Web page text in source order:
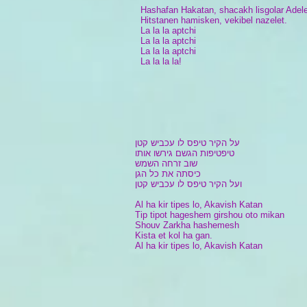
Hashafan Hakatan, shacakh lisgolar
Hitstanen hamisken, vekibel nazelet.
La la la aptchi
La la la aptchi
La la la aptchi
La la la la!
על הקיר טיפס לו עכביש קטן
טיפטיפות הגשם גירשו אותו
שוב זרחה השמש
כיסתה את כל הגן
ועל הקיר טיפס לו עכביש קטן
Al ha kir tipes lo, Akavish Katan
Tip tipot hageshem girshou oto mikan
Shouv Zarkha hashemesh
Kista et kol ha gan.
Al ha kir tipes lo, Akavish Katan